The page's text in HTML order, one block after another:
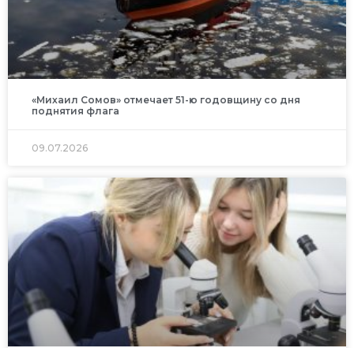
«Михаил Сомов» отмечает 51-ю годовщину со дня
поднятия флага
09.07.2026